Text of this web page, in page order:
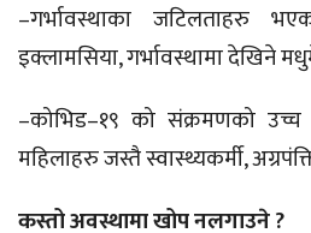
–गर्भावस्थाका जटिलताहरु
इक्लामसिया, गर्भावस्थामा देखिने
–कोभिड–१९ को संक्रमणको उच्च
महिलाहरु जस्तै स्वास्थ्यकर्मी,
कस्तो अवस्थामा खोप नलगाउने ?